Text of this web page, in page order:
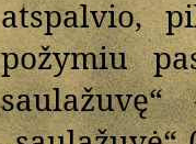
atspalvio,
požymiu